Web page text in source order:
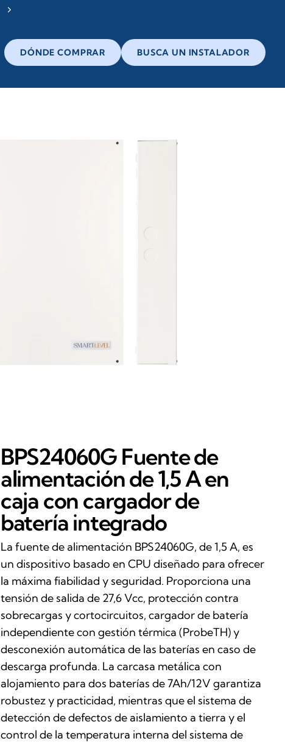
DÓNDE COMPRAR BUSCA UN INSTALADOR
BPS24060G Fuente de
alimentación de 1,5 A en
caja con cargador de
batería integrado
La fuente de alimentación BPS24060G, de 1,5 A, es
un dispositivo basado en CPU diseñado para ofrecer
la máxima fiabilidad y seguridad. Proporciona una
tensión de salida de 27,6 Vcc, protección contra
sobrecargas y cortocircuitos, cargador de batería
independiente con gestión térmica (ProbeTH) y
desconexión automática de las baterías en caso de
descarga profunda. La carcasa metálica con
alojamiento para dos baterías de 7Ah/12V garantiza
robustez y practicidad, mientras que el sistema de
detección de defectos de aislamiento a tierra y el
control de la temperatura interna del sistema de